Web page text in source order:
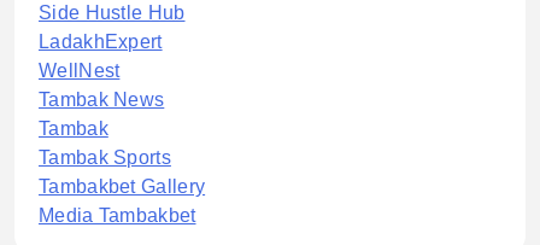
Side Hustle Hub
LadakhExpert
WellNest
Tambak News
Tambak
Tambak Sports
Tambakbet Gallery
Media Tambakbet